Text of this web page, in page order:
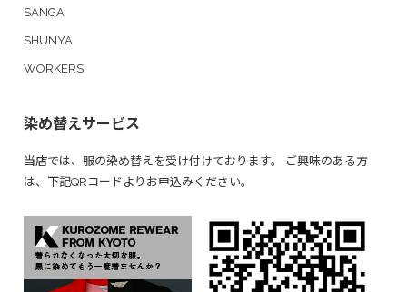
SANGA
SHUNYA
WORKERS
染め替えサービス
当店では、服の染め替えを受け付けております。 ご興味のある方
は、下記QRコードよりお申込みください。